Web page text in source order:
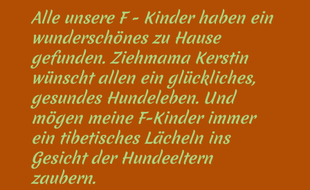
Alle unsere F - Kinder haben ein
wunderschönes zu Hause
gefunden. Ziehmama Kerstin
wünscht allen ein glückliches,
gesundes Hundeleben. Und
mögen meine F-Kinder immer
ein tibetisches Lächeln ins
Gesicht der Hundeeltern
zaubern.